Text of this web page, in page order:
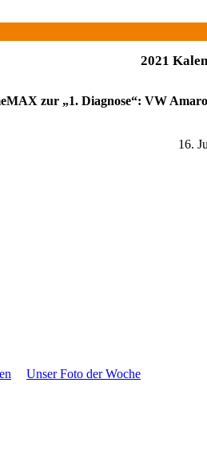
2021
zur „1. Diagnose“: VW
16.
Unser Foto der Woche